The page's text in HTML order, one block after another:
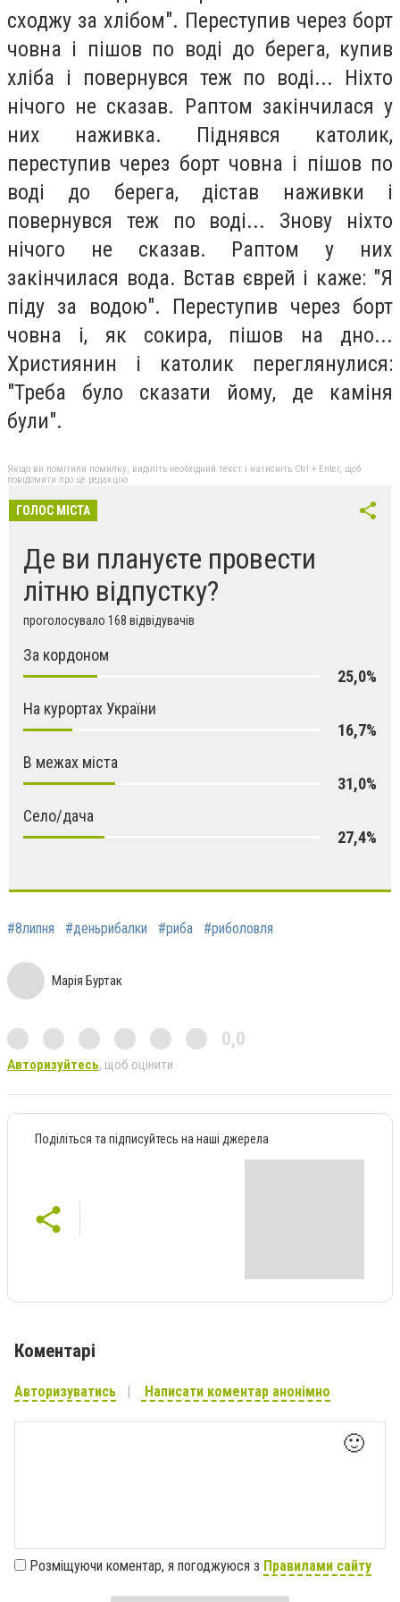
сходжу за хлібом". Переступив через борт
човна і пішов по воді до берега, купив
хліба і повернувся теж по воді... Ніхто
нічого не сказав. Раптом закінчилася у
них наживка. Піднявся католик,
переступив через борт човна і пішов по
воді до берега, дістав наживки і
повернувся теж по воді... Знову ніхто
нічого не сказав. Раптом у них
закінчилася вода. Встав єврей і каже: "Я
піду за водою". Переступив через борт
човна і, як сокира, пішов на дно...
Християнин і католик переглянулися:
"Треба було сказати йому, де каміня
були".
Якщо ви помітили помилку, виділіть необхідний текст і натисніть Ctrl + Enter, щоб
повідомити про це редакцію
ГОЛОС МІСТА
Де ви плануєте провести
літню відпустку?
проголосувало 168 відвідувачів
За кордоном
25,0%
На курортах України
16,7%
В межах міста
31,0%
Село/дача
27,4%
#8липня #деньрибалки #риба #риболовля
Марія Буртак
0,0
Авторизуйтесь, щоб оцінити
Поділіться та підписуйтесь на наші джерела
Коментарі
Авторизуватись Написати коментар анонімно
🙂
Розміщуючи коментар, я погоджуюся з Правилами сайту